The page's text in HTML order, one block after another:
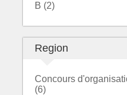
B (2)
Region
Concours
(6)